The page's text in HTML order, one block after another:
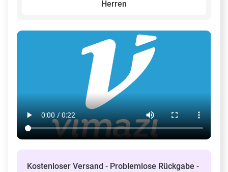
Herren
Kostenloser Versand - Problemlose Rückgabe -